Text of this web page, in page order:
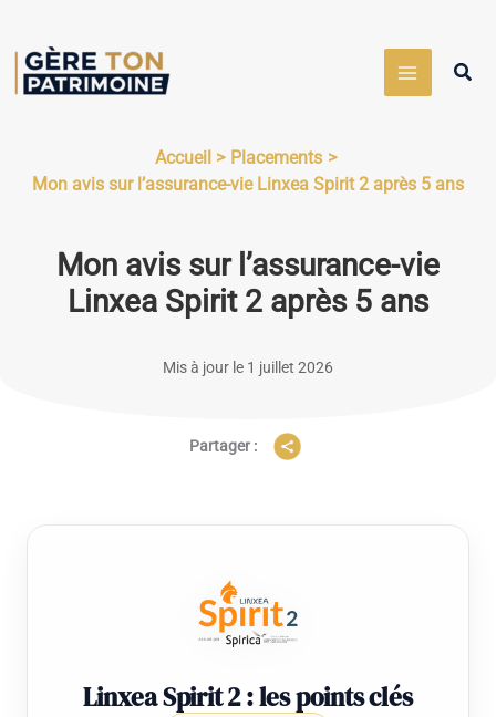
contenu
Accueil
Placements
Mon avis sur l’assurance-vie Linxea Spirit 2 après 5 ans
Mon avis sur l’assurance-vie
Linxea Spirit 2 après 5 ans
Mis à jour le 1 juillet 2026
Partager :
Linxea Spirit 2 : les points clés